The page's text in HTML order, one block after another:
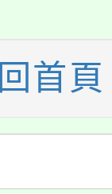
民語歌
年度第
選結果
年度第
結果(
學推廣
分析基
入校路
首頁